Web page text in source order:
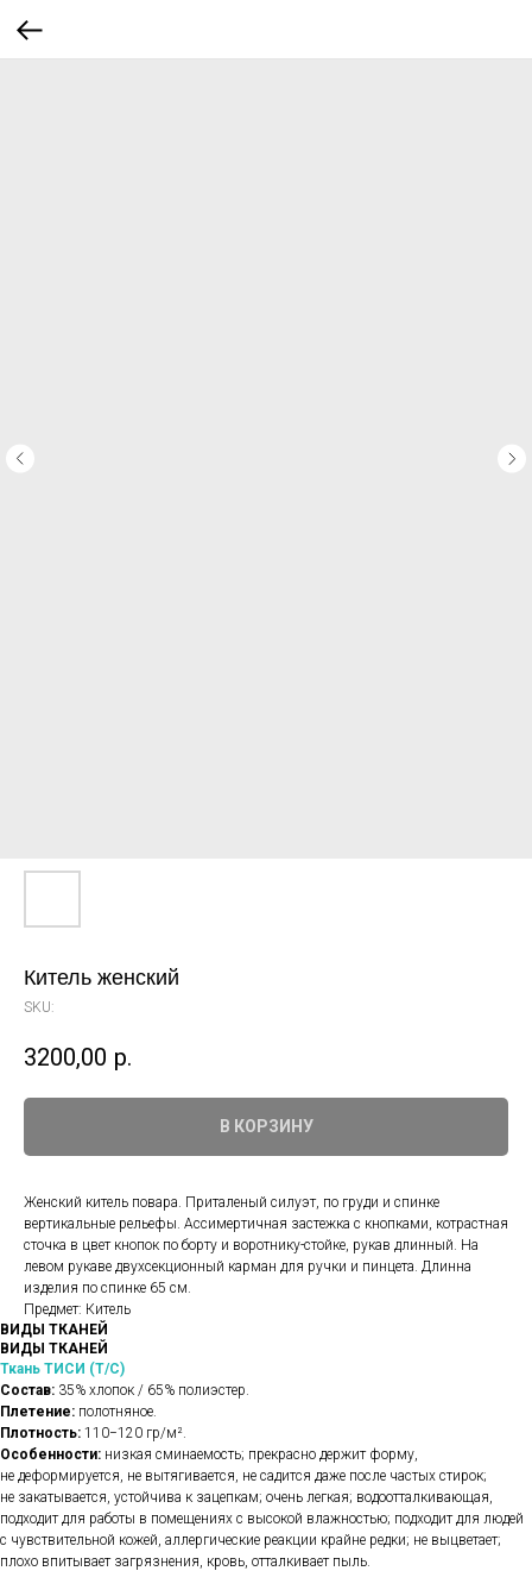
Китель женский
SKU:
3200,00 р.
В КОРЗИНУ
Женский китель повара. Приталеный силуэт, по груди и спинке
вертикальные рельефы. Ассимертичная застежка с кнопками, котрастная
сточка в цвет кнопок по борту и воротнику-стойке, рукав длинный. На
левом рукаве двухсекционный карман для ручки и пинцета. Длинна
изделия по спинке 65 см.
Предмет: Китель
ВИДЫ ТКАНЕЙ
ВИДЫ ТКАНЕЙ
Ткань ТИСИ (Т/С)
Состав: 35% хлопок / 65% полиэстер.
Плетение: полотняное.
Плотность: 110−120 гр/м².
Особенности: низкая сминаемость; прекрасно держит форму,
не деформируется, не вытягивается, не садится даже после частых стирок;
не закатывается, устойчива к зацепкам; очень легкая; водоотталкивающая,
подходит для работы в помещениях с высокой влажностью; подходит для людей
с чувствительной кожей, аллергические реакции крайне редки; не выцветает;
плохо впитывает загрязнения, кровь, отталкивает пыль.